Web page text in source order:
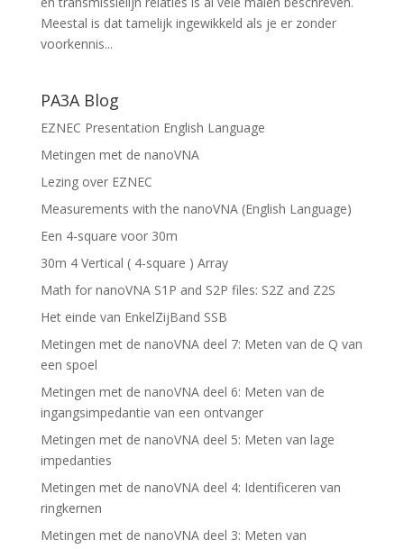
Meestal is dat tamelijk ingewikkeld als je er zonder
voorkennis...
PA3A Blog
EZNEC Presentation English Language
Metingen met de nanoVNA
Lezing over EZNEC
Measurements with the nanoVNA (English Language)
Een 4-square voor 30m
30m 4 Vertical ( 4-square ) Array
Math for nanoVNA S1P and S2P files: S2Z and Z2S
Het einde van EnkelZijBand SSB
Metingen met de nanoVNA deel 7: Meten van de Q van
een spoel
Metingen met de nanoVNA deel 6: Meten van de
ingangsimpedantie van een ontvanger
Metingen met de nanoVNA deel 5: Meten van lage
impedanties
Metingen met de nanoVNA deel 4: Identificeren van
ringkernen
Metingen met de nanoVNA deel 3: Meten van